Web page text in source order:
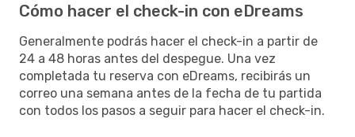
Cómo hacer el check-in con eDreams
Generalmente podrás hacer el check-in a partir de
24 a 48 horas antes del despegue. Una vez
completada tu reserva con eDreams, recibirás un
correo una semana antes de la fecha de tu partida
con todos los pasos a seguir para hacer el check-in.